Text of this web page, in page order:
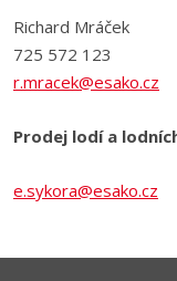
Richard Mráček
725 572 123
r.mracek@esako.cz
Prodej lodí a
e.sykora@esako.cz